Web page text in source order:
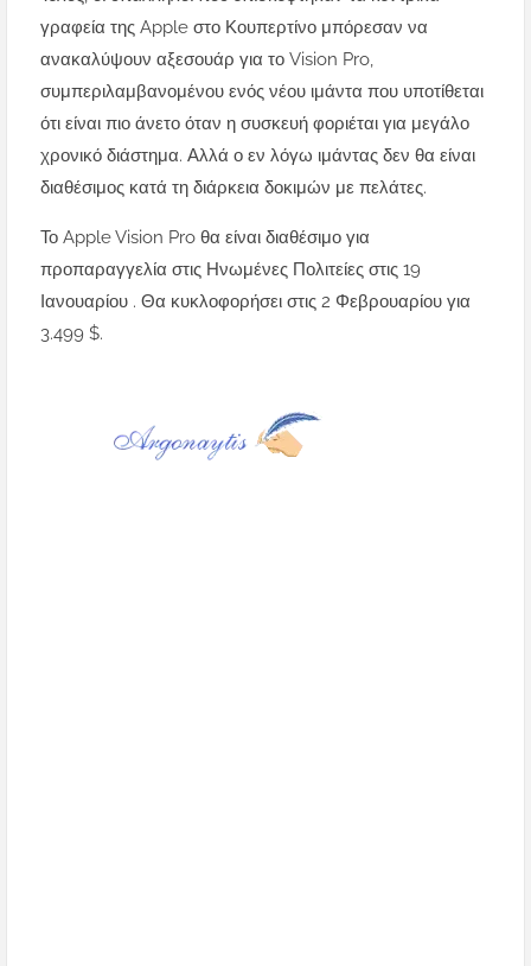
γραφεία της Apple στο Κουπερτίνο μπόρεσαν να
ανακαλύψουν αξεσουάρ για το Vision Pro,
συμπεριλαμβανομένου ενός νέου ιμάντα που υποτίθεται
ότι είναι πιο άνετο όταν η συσκευή φοριέται για μεγάλο
χρονικό διάστημα. Αλλά ο εν λόγω ιμάντας δεν θα είναι
διαθέσιμος κατά τη διάρκεια δοκιμών με πελάτες.
Το Apple Vision Pro θα είναι διαθέσιμο για
προπαραγγελία στις Ηνωμένες Πολιτείες στις 19
Ιανουαρίου . Θα κυκλοφορήσει στις 2 Φεβρουαρίου για
3.499 $.